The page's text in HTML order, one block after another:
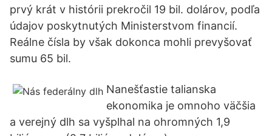
prvý krát v histórii prekročil 19 bil. dolárov, podľa
údajov poskytnutých Ministerstvom financií.
Reálne čísla by však dokonca mohli prevyšovať
sumu 65 bil.
Nanešťastie talianska
ekonomika je omnoho väčšia
a verejný dlh sa vyšplhal na ohromných 1,9